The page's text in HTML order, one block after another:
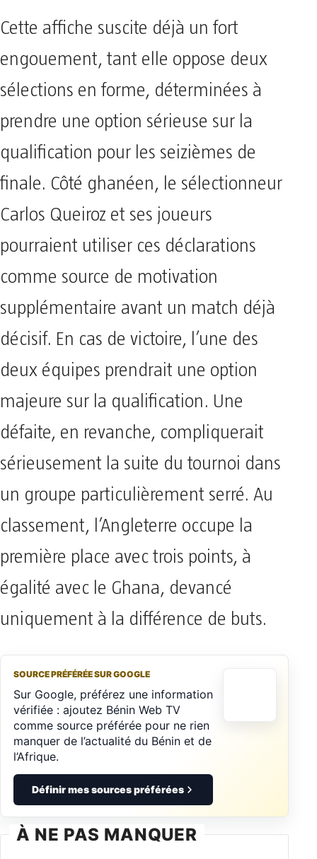
Cette affiche suscite déjà un fort
engouement, tant elle oppose deux
sélections en forme, déterminées à
prendre une option sérieuse sur la
qualification pour les seizièmes de
finale. Côté ghanéen, le sélectionneur
Carlos Queiroz et ses joueurs
pourraient utiliser ces déclarations
comme source de motivation
supplémentaire avant un match déjà
décisif. En cas de victoire, l’une des
deux équipes prendrait une option
majeure sur la qualification. Une
défaite, en revanche, compliquerait
sérieusement la suite du tournoi dans
un groupe particulièrement serré. Au
classement, l’Angleterre occupe la
première place avec trois points, à
égalité avec le Ghana, devancé
uniquement à la différence de buts.
SOURCE PRÉFÉRÉE SUR GOOGLE
Sur Google, préférez une information
vérifiée : ajoutez Bénin Web TV
comme source préférée pour ne rien
manquer de l’actualité du Bénin et de
l’Afrique.
Définir mes sources préférées
À NE PAS MANQUER